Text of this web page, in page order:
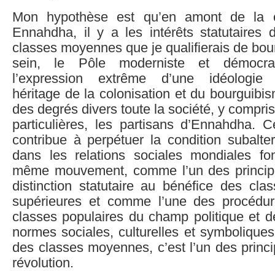
Mon hypothèse est qu’en amont de la
Ennahdha, il y a les intérêts statutaires
classes moyennes que je qualifierais de
sein, le Pôle moderniste et
l’expression extrême d’une idéologie
héritage de la colonisation et du
des degrés divers toute la société, y
particulières, les partisans d’Ennahdha.
contribue à perpétuer la condition
dans les relations sociales mondiales
même mouvement, comme l’un des
distinction statutaire au bénéfice des
supérieures et comme l’une des
classes populaires du champ politique et
normes sociales, culturelles et
des classes moyennes, c’est l’un des
révolution.